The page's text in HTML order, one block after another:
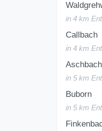
in 4 km
Callbach
in 4 km
in 5 km
Buborn
in 5 km